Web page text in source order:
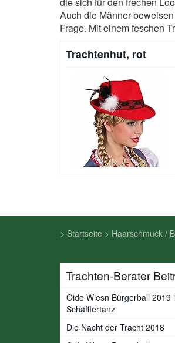
Auch die Männer
Frage. Mit einem feschen
Trachtenhut, rot
> Startseite > Haarschmuck /
Trachten-Berater
Oide Wiesn Bürgerball 2019
Schäfflertanz
Die Nacht der Tracht 2018